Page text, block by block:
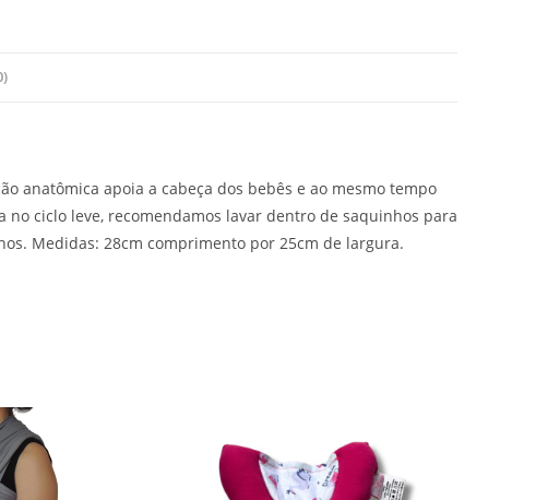
anatômica apoia a cabeça dos bebês e ao mesmo tempo
ciclo leve, recomendamos lavar dentro de saquinhos para
Medidas: 28cm comprimento por 25cm de largura.